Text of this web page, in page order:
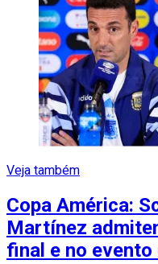
Veja também
Copa América:
Martínez
final e no evento